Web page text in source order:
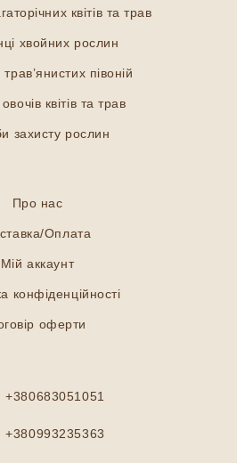
квітів та трав
хвойних рослин
півоній
квітів та трав
захисту рослин
Про нас
Оплата
Мій аккаунт
конфіденційності
оферти
+380683051051
+380993235363